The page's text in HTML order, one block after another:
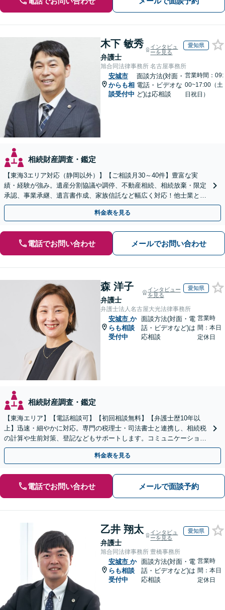
木下 敏秀
弁護士
インタビュ
ーを見る
愛知県
旭合同法律事務所 名古屋事務所
安城市
からも相
談受付中
面談方法(対面・
電話・ビデオな
ど)は応相談
営業時間：09:
00~17:00（土
日祝日）
相続財産調査・鑑定
【東海3エリア対応（静岡以外）】【ご相談月30～40件】豊富な実
績・経験が強み。遺産分割協議や調停、不動産相続、相続放棄・限定
承認、事業承継、遺言書作成、家族信託など幅広く対応！他士業と連
携して円滑な問題解決を目指します。【初回面談無料】
料金表を見る
電話でお問い合わせ メールでお問い合わせ
森 洋子
弁護士
インタビュー
を見る
愛知県
弁護士法人名古屋大光法律事務所
安城市 か
らも相談
受付中
面談方法(対面・電
話・ビデオなど)は
応相談
営業時
間：本日
定休日
相続財産調査・鑑定
【東海エリア】【電話相談可】【初回相談無料】【弁護士歴10年以
上】迅速・細やかに対応。専門の税理士・司法書士と連携し、相続税
の計算や生前対策、登記などもサポートします。コミュニケーション
を大事にし、より納得できる解決を目指します。
料金表を見る
電話でお問い合わせ メールで面談予約
乙井 翔太
弁護士
インタビュ
ーを見る
愛知県
旭合同法律事務所 豊橋事務所
安城市 か
らも相談
受付中
面談方法(対面・電
話・ビデオなど)は
応相談
営業時
間：本日
定休日